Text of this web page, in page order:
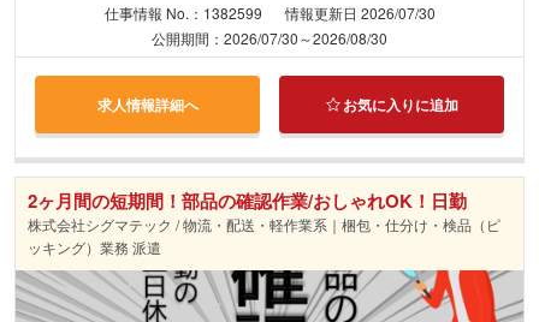
仕事情報 No.：1382599
情報更新日 2026/07/30
公開期間：2026/07/30～2026/08/30
求人情報詳細へ お気に入りに追加
2ヶ月間の短期間！部品の確認作業/おしゃれOK！日勤
株式会社シグマテック / 物流・配送・軽作業系｜梱包・仕分け・検品（ピ
ッキング）業務 派遣